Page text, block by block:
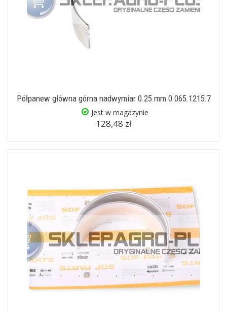
Półpanew główna górna nadwymiar 0.25 mm 0.065.1215.7
Jest w magazynie
128,48 zł